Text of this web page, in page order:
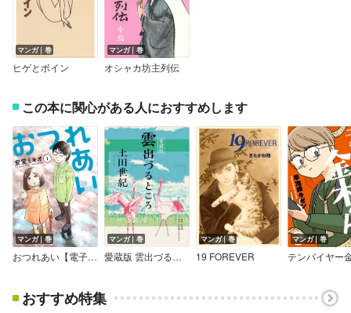
マンガ｜巻
ヒゲとボイン
マンガ｜巻
オシャカ坊主列伝
この本に関心がある人におすすめします
マンガ｜巻
おつれあい【電子版限定特典付き】
マンガ｜巻
愛蔵版 雲出づるところ
マンガ｜巻
19 FOREVER
マンガ｜巻
おすすめ特集